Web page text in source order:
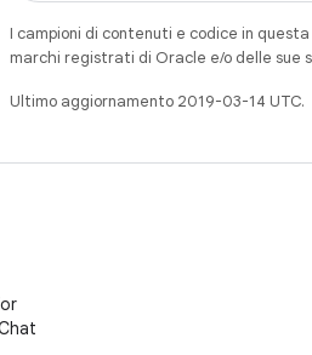
I campioni di contenuti e codice in
marchi registrati di Oracle e/o delle sue
Ultimo aggiornamento 2019-03-14 UTC.